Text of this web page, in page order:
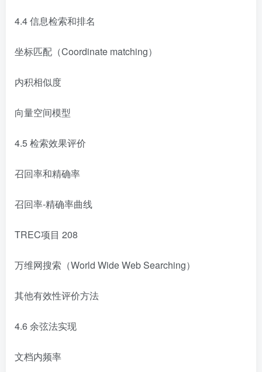
4.4 信息检索和排名
坐标匹配（Coordinate matching）
内积相似度
向量空间模型
4.5 检索效果评价
召回率和精确率
召回率-精确率曲线
TREC项目 208
万维网搜索（World Wide Web Searching）
其他有效性评价方法
4.6 余弦法实现
文档内频率